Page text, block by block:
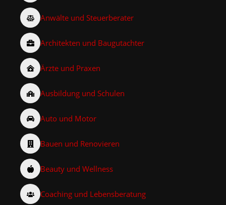
Anwälte und Steuerberater
Architekten und Baugutachter
Ärzte und Praxen
Ausbildung und Schulen
Auto und Motor
Bauen und Renovieren
Beauty und Wellness
Coaching und Lebensberatung